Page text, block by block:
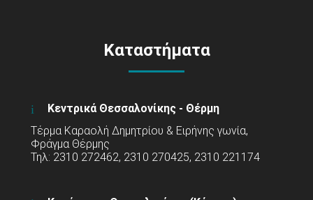
Καταστήματα
Κεντρικά Θεσσαλονίκης - Θέρμη
Τέρμα Καραολή Δημητρίου & Ειρήνης γωνία,
Φράγμα Θέρμης
Τηλ: 2310 272462, 2310 270425, 2310 221174